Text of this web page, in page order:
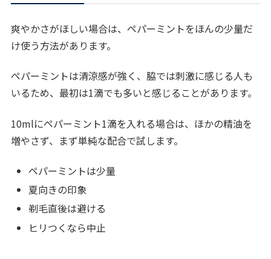
爽やかさがほしい場合は、ペパーミントをほんの少量だ
け使う方法があります。
ペパーミントは清涼感が強く、脇では刺激に感じる人も
いるため、最初は1滴でも多いと感じることがあります。
10mlにペパーミント1滴を入れる場合は、ほかの精油を
増やさず、まず単純な配合で試します。
ペパーミントは少量
夏向きの印象
剃毛直後は避ける
ヒリつくなら中止